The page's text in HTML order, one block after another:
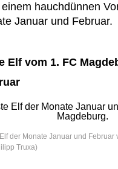
hauchdünnen
Januar und Februar.
Elf vom 1. FC
der Monate Januar und Februar
Truxa)